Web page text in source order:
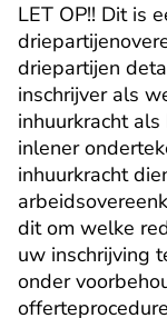
LET OP!! Dit is
driepartijen
inschrijver als
inhuurkracht
inlener
inhuurkracht
dit om welke
uw inschrijving
onder